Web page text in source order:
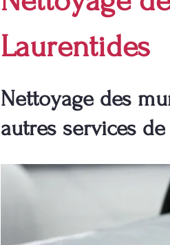
Laurentides
Nettoyage des
autres services